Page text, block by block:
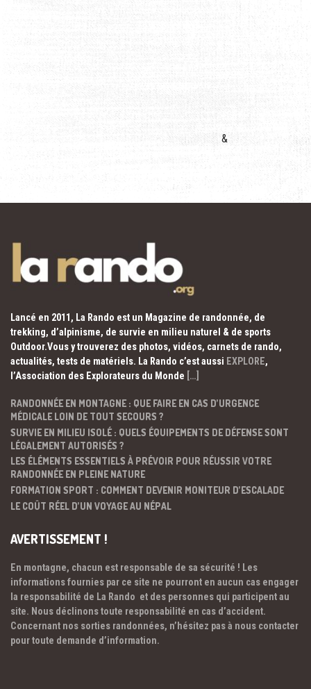
&
Lancé en 2011, La Rando est un Magazine de randonnée, de
trekking, d’alpinisme, de survie en milieu naturel & de sports
Outdoor.Vous y trouverez des photos, vidéos, carnets de rando,
actualités, tests de matériels. La Rando c’est aussi EXPLORE,
l’Association des Explorateurs du Monde […]
RANDONNÉE EN MONTAGNE : QUE FAIRE EN CAS D’URGENCE
MÉDICALE LOIN DE TOUT SECOURS ?
SURVIE EN MILIEU ISOLÉ : QUELS ÉQUIPEMENTS DE DÉFENSE SONT
LÉGALEMENT AUTORISÉS ?
LES ÉLÉMENTS ESSENTIELS À PRÉVOIR POUR RÉUSSIR VOTRE
RANDONNÉE EN PLEINE NATURE
FORMATION SPORT : COMMENT DEVENIR MONITEUR D’ESCALADE
LE COÛT RÉEL D’UN VOYAGE AU NÉPAL
AVERTISSEMENT !
En montagne, chacun est responsable de sa sécurité ! Les
informations fournies par ce site ne pourront en aucun cas engager
la responsabilité de La Rando et des personnes qui participent au
site. Nous déclinons toute responsabilité en cas d’accident.
Concernant nos sorties randonnées, n’hésitez pas à nous contacter
pour toute demande d’information.